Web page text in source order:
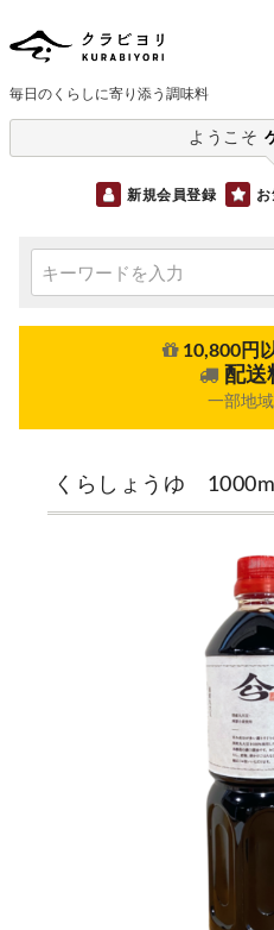
毎日のくらしに寄り添う調味料
ようこそ
新規会員登録 お
10,800円
配送
一部地域
くらしょうゆ 1000ml